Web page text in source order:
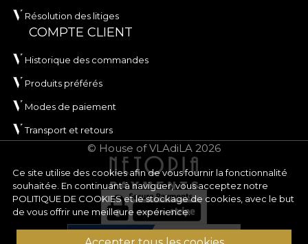
Ce site utilise des cookies afin de vous fournir la fonctionnalité
souhaitée. En continuant à naviguer, vous acceptez notre
POLITIQUE DE COOKIESet le stockage de cookies, avec le but
de vous offrir une meilleure expérience.
Résolution des litiges
COMPTE CLIENT
Historique des commandes
Produits préférés
Modes de paiement
Transport et retours
© House of VLAdiLA 2026